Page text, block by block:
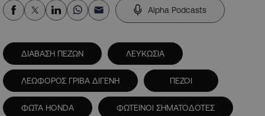
Alpha Podcasts
ΔΙΑΒΑΣΗ ΠΕΖΩΝ ΛΕΥΚΩΣΙΑ
ΛΕΩΦΟΡΟΣ ΓΡΙΒΑ ΔΙΓΕΝΗ ΠΕΖΟΙ
ΦΩΤΑ HONDA ΦΩΤΕΙΝΟΙ ΣΗΜΑΤΟΔΟΤΕΣ